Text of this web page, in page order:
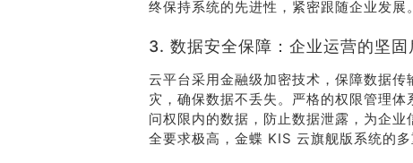
终保持系统的先进性，紧密跟随企业发展。
3. 数据安全保障：企业运营的坚固
云平台采用金融级加密技术，保障数据
灾，确保数据不丢失。严格的权限管理
问权限内的数据，防止数据泄露，为企
全要求极高，金蝶 KIS 云旗舰版系统的